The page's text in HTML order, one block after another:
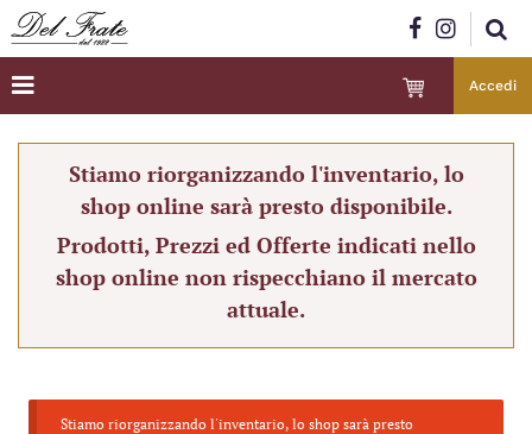
Accedi
Stiamo riorganizzando l'inventario, lo
shop online sarà presto disponibile.
Prodotti, Prezzi ed Offerte indicati nello
shop online non rispecchiano il mercato
attuale.
Stiamo riorganizzando l'inventario, lo shop sarà presto